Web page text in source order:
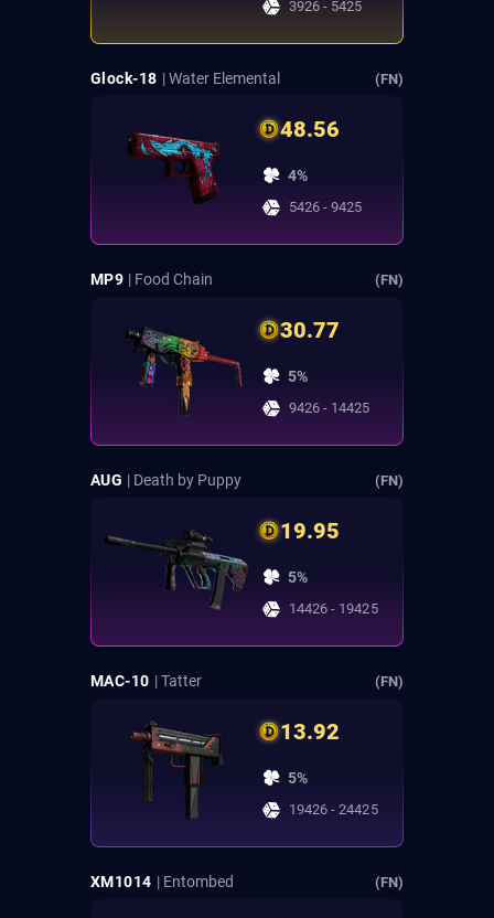
3926 - 5425
Glock-18 | Water Elemental (FN)
48.56
4%
5426 - 9425
MP9 | Food Chain (FN)
30.77
5%
9426 - 14425
AUG | Death by Puppy (FN)
19.95
5%
14426 - 19425
MAC-10 | Tatter (FN)
13.92
5%
19426 - 24425
XM1014 | Entombed (FN)